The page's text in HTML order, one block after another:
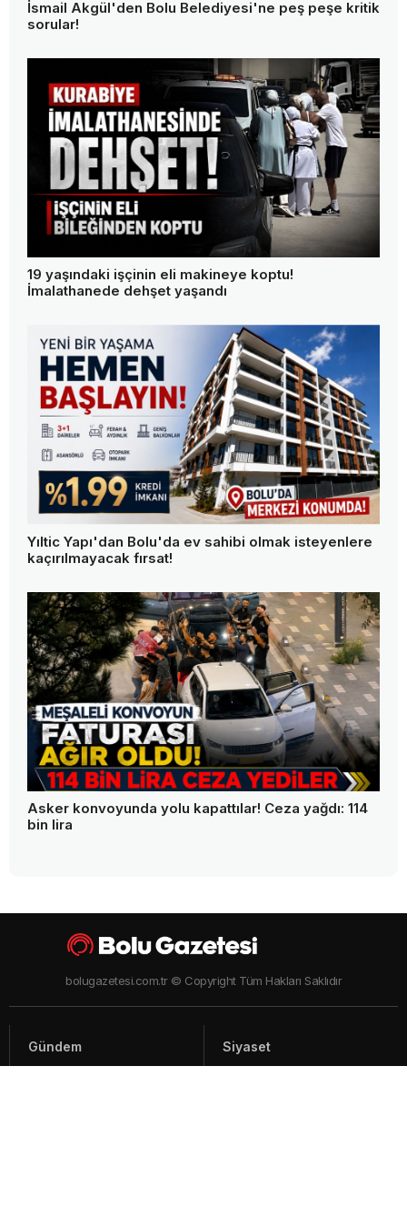
İsmail Akgül'den Bolu Belediyesi'ne peş peşe kritik
sorular!
19 yaşındaki işçinin eli makineye koptu!
İmalathanede dehşet yaşandı
Yıltic Yapı'dan Bolu'da ev sahibi olmak isteyenlere
kaçırılmayacak fırsat!
Asker konvoyunda yolu kapattılar! Ceza yağdı: 114
bin lira
bolugazetesi.com.tr © Copyright Tüm Hakları Saklıdır
Gündem Siyaset